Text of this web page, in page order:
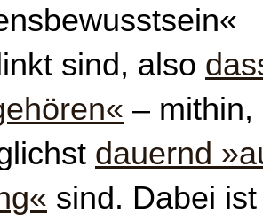
sind, also
– mithin,
dauernd
sind. Dabei